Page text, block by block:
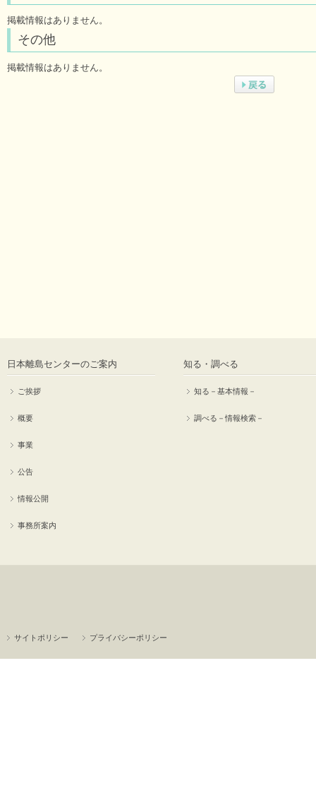
掲載情報はありません。
その他
掲載情報はありません。
日本離島センターのご案内
ご挨拶
概要
事業
公告
情報公開
事務所案内
知る・調べる
知る－基本情報－
調べる－情報検索－
サイトポリシー プライバシーポリシー